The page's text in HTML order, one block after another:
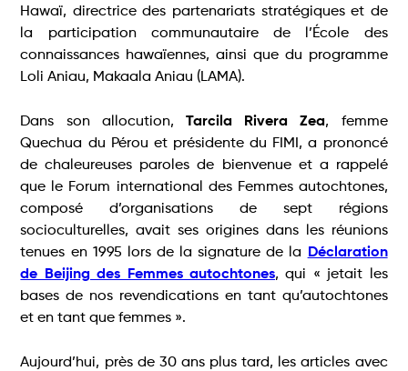
Hawaï, directrice des partenariats stratégiques et de
la participation communautaire de l’École des
connaissances hawaïennes, ainsi que du programme
Loli Aniau, Makaala Aniau (LAMA).
Dans son allocution, Tarcila Rivera Zea, femme
Quechua du Pérou et présidente du FIMI, a prononcé
de chaleureuses paroles de bienvenue et a rappelé
que le Forum international des Femmes autochtones,
composé d’organisations de sept régions
socioculturelles, avait ses origines dans les réunions
tenues en 1995 lors de la signature de la
Déclaration
de Beijing des Femmes autochtones, qui « jetait les
bases de nos revendications en tant qu’autochtones
et en tant que femmes ».
Aujourd’hui, près de 30 ans plus tard, les articles avec